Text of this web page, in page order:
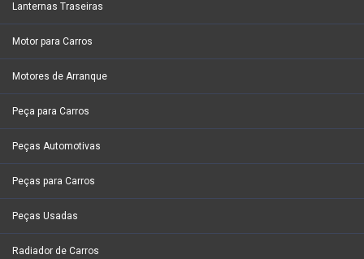
Lanternas Traseiras
Motor para Carros
Motores de Arranque
Peça para Carros
Peças Automotivas
Peças para Carros
Peças Usadas
Radiador de Carros